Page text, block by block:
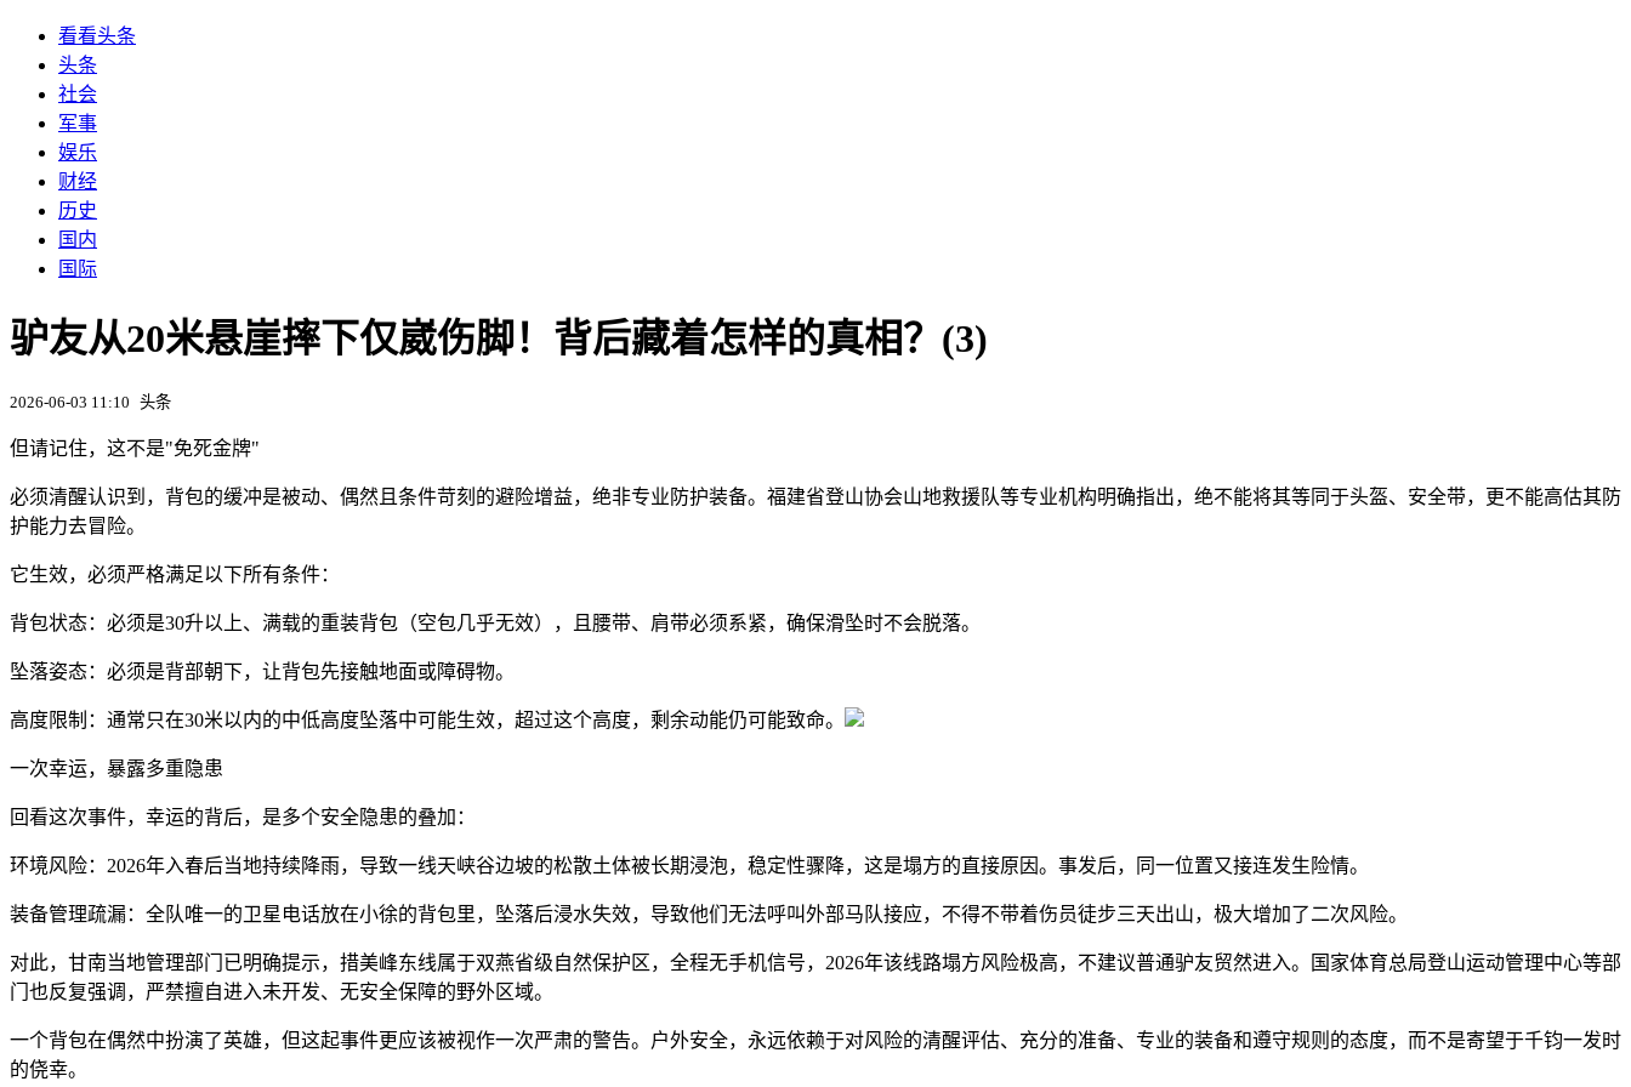
看看头条
头条
社会
军事
娱乐
财经
历史
国内
国际
驴友从20米悬崖摔下仅崴伤脚！背后藏着怎样的真相？(3)
2026-06-03 11:10 头条
但请记住，这不是"免死金牌"
必须清醒认识到，背包的缓冲是被动、偶然且条件苛刻的避险增益，绝非专业防护装备。福建省登山协会山地救援队等专业机构明确指出，绝不能将其等同于头盔、安全带，更不能高估其防
护能力去冒险。
它生效，必须严格满足以下所有条件：
背包状态：必须是30升以上、满载的重装背包（空包几乎无效），且腰带、肩带必须系紧，确保滑坠时不会脱落。
坠落姿态：必须是背部朝下，让背包先接触地面或障碍物。
高度限制：通常只在30米以内的中低高度坠落中可能生效，超过这个高度，剩余动能仍可能致命。
一次幸运，暴露多重隐患
回看这次事件，幸运的背后，是多个安全隐患的叠加：
环境风险：2026年入春后当地持续降雨，导致一线天峡谷边坡的松散土体被长期浸泡，稳定性骤降，这是塌方的直接原因。事发后，同一位置又接连发生险情。
装备管理疏漏：全队唯一的卫星电话放在小徐的背包里，坠落后浸水失效，导致他们无法呼叫外部马队接应，不得不带着伤员徒步三天出山，极大增加了二次风险。
对此，甘南当地管理部门已明确提示，措美峰东线属于双燕省级自然保护区，全程无手机信号，2026年该线路塌方风险极高，不建议普通驴友贸然进入。国家体育总局登山运动管理中心等部
门也反复强调，严禁擅自进入未开发、无安全保障的野外区域。
一个背包在偶然中扮演了英雄，但这起事件更应该被视作一次严肃的警告。户外安全，永远依赖于对风险的清醒评估、充分的准备、专业的装备和遵守规则的态度，而不是寄望于千钧一发时
的侥幸。